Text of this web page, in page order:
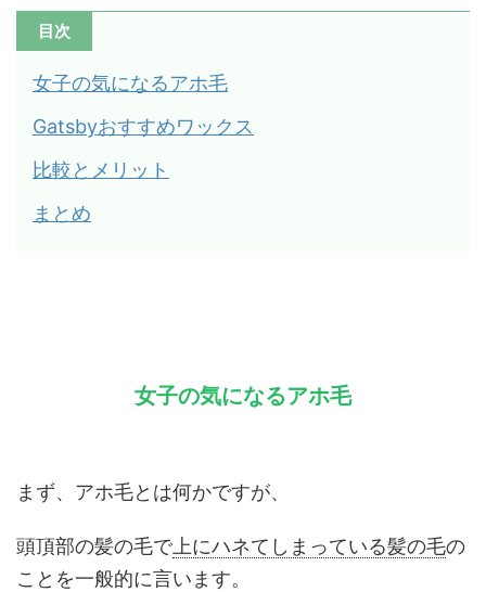
目次
女子の気になるアホ毛
Gatsbyおすすめワックス
比較とメリット
まとめ
女子の気になるアホ毛
まず、アホ毛とは何かですが、
頭頂部の髪の毛で上にハネてしまっている髪の毛の
ことを一般的に言います。